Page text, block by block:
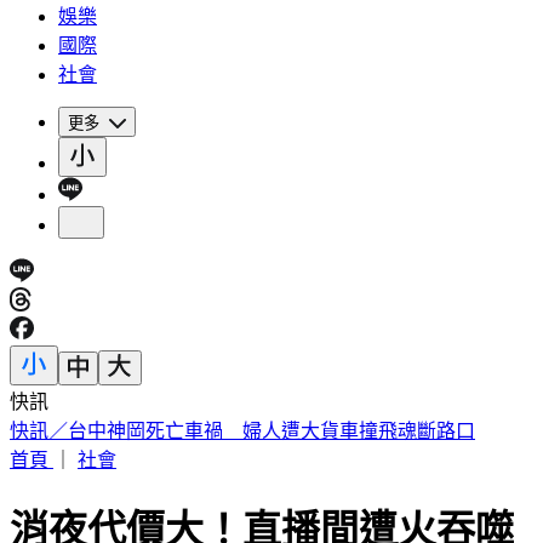
娛樂
國際
社會
更多
快訊
被選上國民法官該怎麼辦? 司法院廣告
首頁
社會
消夜代價大！直播間遭火吞